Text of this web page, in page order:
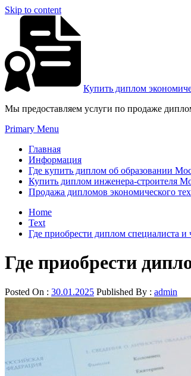
Skip to content
Купить диплом
Мы предоставляем услуги по продаже
Primary Menu
Главная
Информация
Где купить диплом об образовании
Купить диплом инженера-строителя
Продажа дипломов экономического
Home
Text
Где приобрести диплом специалиста
Где приобрести
Posted On : 30.01.2025 Published By : admin